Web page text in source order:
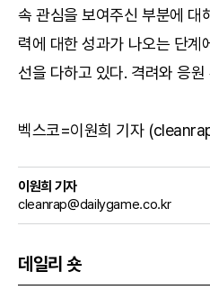
속 관심을 보여주신 부분에 대
력에 대한 성과가 나오는 단계
선을 다하고 있다. 격려와 응
벡스코=이원희 기자
이원희 기자
cleanrap@dailygame.co.kr
데일리 숏